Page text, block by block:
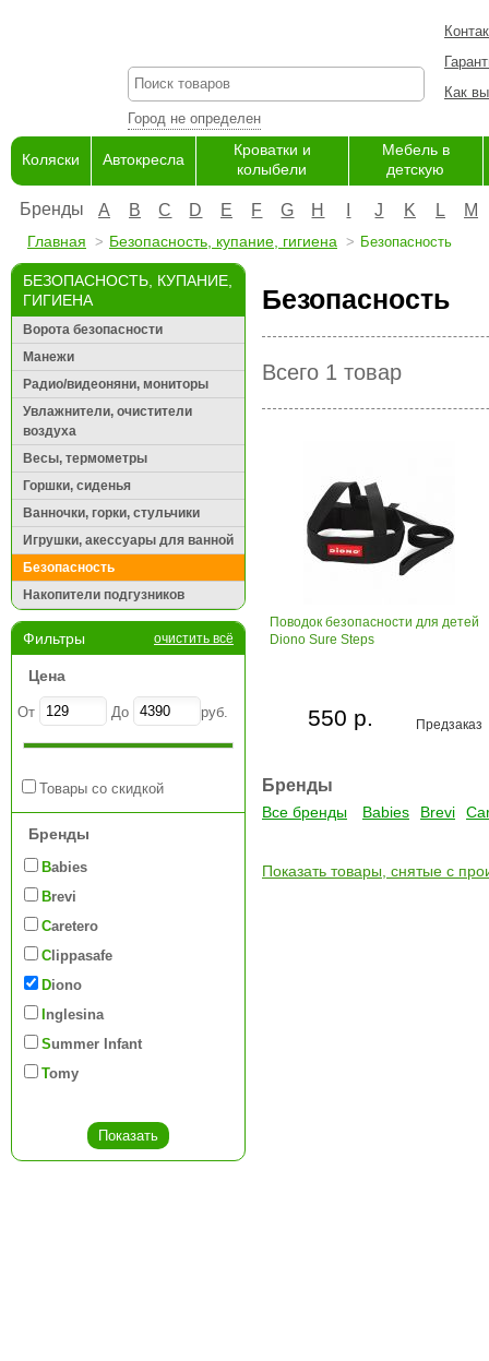
Город не определен
Как
Коляски Автокресла
Кроватки и
колыбели
Мебель в
детскую
Бренды A B C D E F G H J K L M
Главная Безопасность, купание, гигиена Безопасность
БЕЗОПАСНОСТЬ, КУПАНИЕ,
ГИГИЕНА
Ворота безопасности
Манежи
Радио/видеоняни, мониторы
Увлажнители, очистители
воздуха
Весы, термометры
Горшки, сиденья
Ванночки, горки, стульчики
Игрушки, акессуары для ванной
Безопасность
Накопители подгузников
Фильтры очистить всё
Цена
От До руб.
Товары со скидкой
Бренды
Babies
Brevi
Caretero
Clippasafe
Diono
Inglesina
Summer Infant
Tomy
Безопасность
Всего 1 товар
Поводок безопасности для детей
Diono Sure Steps
Предзаказ
550 р.
Бренды
Все бренды Babies Brevi
Показать товары, снятые с